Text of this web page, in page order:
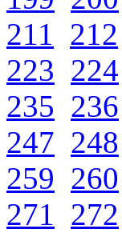
211 212
223 224
235 236
247 248
259 260
271 272